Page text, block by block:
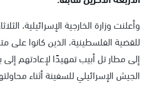
وأعلنت وزارة الخارجية الإسرائيلية،
للقضية الفلسطينية، الذين كانوا على
إلى مطار تل أبيب تمهيدًا لإعادتهم
الجيش الإسرائيلي للسفينة أثناء